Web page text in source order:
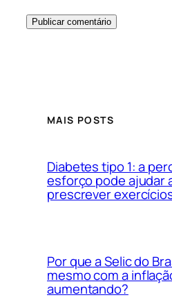
MAIS POSTS
Diabetes tipo 1: a
esforço pode ajudar
prescrever
Por que a Selic do
mesmo com a
aumentando?